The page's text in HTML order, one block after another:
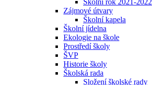
Školní rok 2021-2022
Zájmové útvary
Školní kapela
Školní jídelna
Ekologie na škole
Prostředí školy
ŠVP
Historie školy
Školská rada
Složení školské rady